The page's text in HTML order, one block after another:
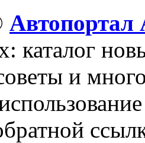
Автопортал
каталог
и